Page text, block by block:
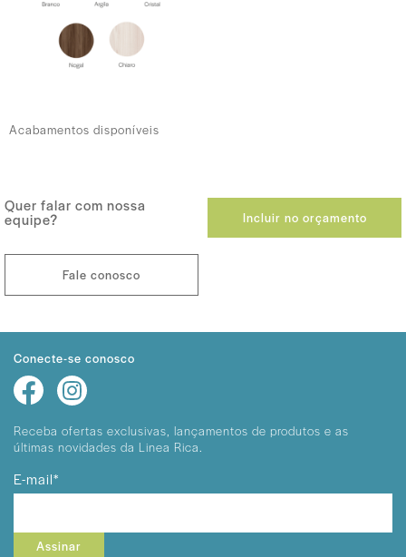
Acabamentos disponíveis
Quer falar com nossa
equipe?
Fale conosco
Incluir no orçamento
Conecte-se conosco
Receba ofertas exclusivas, lançamentos de produtos e as
últimas novidades da Linea Rica.
E-mail*
Assinar